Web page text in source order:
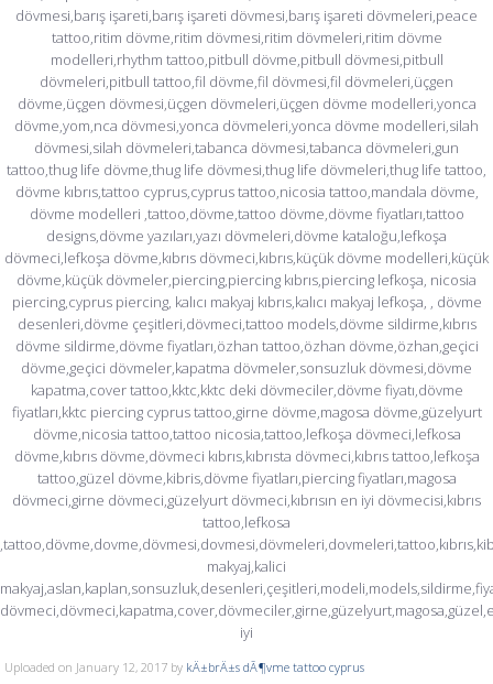
dövmesi,barış işareti,barış işareti dövmesi,barış işareti dövmeleri,peace
tattoo,ritim dövme,ritim dövmesi,ritim dövmeleri,ritim dövme
modelleri,rhythm tattoo,pitbull dövme,pitbull dövmesi,pitbull
dövmeleri,pitbull tattoo,fil dövme,fil dövmesi,fil dövmeleri,üçgen
dövme,üçgen dövmesi,üçgen dövmeleri,üçgen dövme modelleri,yonca
dövme,yom,nca dövmesi,yonca dövmeleri,yonca dövme modelleri,silah
dövmesi,silah dövmeleri,tabanca dövmesi,tabanca dövmeleri,gun
tattoo,thug life dövme,thug life dövmesi,thug life dövmeleri,thug life tattoo,
dövme kıbrıs,tattoo cyprus,cyprus tattoo,nicosia tattoo,mandala dövme,
dövme modelleri ,tattoo,dövme,tattoo dövme,dövme fiyatları,tattoo
designs,dövme yazıları,yazı dövmeleri,dövme kataloğu,lefkoşa
dövmeci,lefkoşa dövme,kıbrıs dövmeci,kıbrıs,küçük dövme modelleri,küçük
dövme,küçük dövmeler,piercing,piercing kıbrıs,piercing lefkoşa, nicosia
piercing,cyprus piercing, kalıcı makyaj kıbrıs,kalıcı makyaj lefkoşa, , dövme
desenleri,dövme çeşitleri,dövmeci,tattoo models,dövme sildirme,kıbrıs
dövme sildirme,dövme fiyatları,özhan tattoo,özhan dövme,özhan,geçici
dövme,geçici dövmeler,kapatma dövmeler,sonsuzluk dövmesi,dövme
kapatma,cover tattoo,kktc,kktc deki dövmeciler,dövme fiyatı,dövme
fiyatları,kktc piercing cyprus tattoo,girne dövme,magosa dövme,güzelyurt
dövme,nicosia tattoo,tattoo nicosia,tattoo,lefkoşa dövmeci,lefkosa
dövme,kıbrıs dövme,dövmeci kıbrıs,kıbrısta dövmeci,kıbrıs tattoo,lefkoşa
tattoo,güzel dövme,kibris,dövme fiyatları,piercing fiyatları,magosa
dövmeci,girne dövmeci,güzelyurt dövmeci,kıbrısın en iyi dövmecisi,kıbrıs
tattoo,lefkosa
makyaj,kalici
iyi
Uploaded on January 12, 2017 by kÄ±brÄ±s dÃ¶vme tattoo cyprus